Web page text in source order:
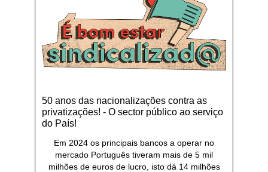
50 anos das nacionalizações contra as
privatizações! - O sector público ao serviço
do País!
Em 2024 os principais bancos a operar no
mercado Português tiveram mais de 5 mil
milhões de euros de lucro, isto dá 14 milhões